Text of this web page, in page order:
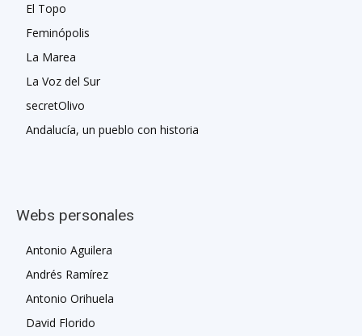
El Topo
Feminópolis
La Marea
La Voz del Sur
secretOlivo
Andalucía, un pueblo con historia
Webs personales
Antonio Aguilera
Andrés Ramírez
Antonio Orihuela
David Florido